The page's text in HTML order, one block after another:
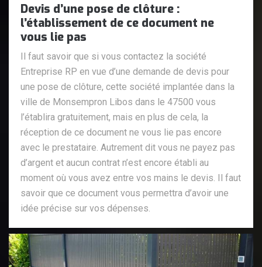
Devis d’une pose de clôture :
l’établissement de ce document ne
vous lie pas
Il faut savoir que si vous contactez la société
Entreprise RP en vue d’une demande de devis pour
une pose de clôture, cette société implantée dans la
ville de Monsempron Libos dans le 47500 vous
l’établira gratuitement, mais en plus de cela, la
réception de ce document ne vous lie pas encore
avec le prestataire. Autrement dit vous ne payez pas
d’argent et aucun contrat n’est encore établi au
moment où vous avez entre vos mains le devis. Il faut
savoir que ce document vous permettra d’avoir une
idée précise sur vos dépenses.